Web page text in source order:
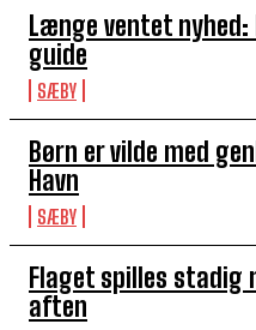
Længe ventet nyhed:
guide
SÆBY
Børn er vilde med
Havn
SÆBY
Flaget spilles stadig
aften